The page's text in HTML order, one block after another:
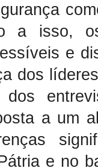
a isso,
e
dos
a um
e no